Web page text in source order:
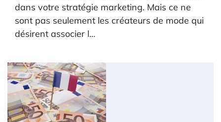
dans votre stratégie marketing. Mais ce ne
sont pas seulement les créateurs de mode qui
désirent associer l…